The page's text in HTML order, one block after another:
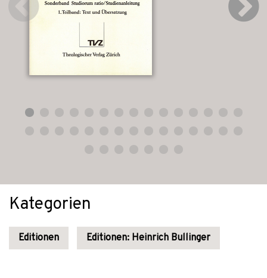
Kategorien
Editionen Editionen: Heinrich Bullinger